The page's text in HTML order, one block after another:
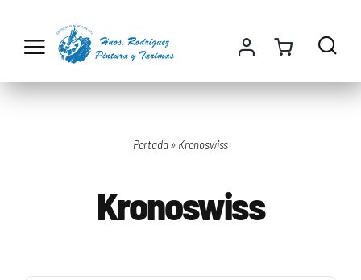
contenido
Portada» Kronoswiss
Kronoswiss